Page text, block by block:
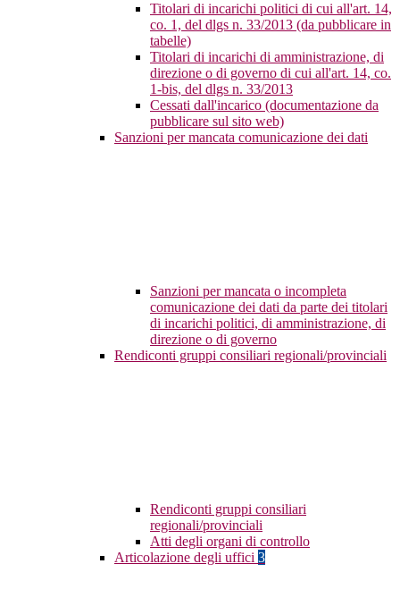
Titolari di incarichi politici di cui all'art. 14,
co. 1, del dlgs n. 33/2013 (da pubblicare in
tabelle)
Titolari di incarichi di amministrazione, di
direzione o di governo di cui all'art. 14, co.
1-bis, del dlgs n. 33/2013
Cessati dall'incarico (documentazione da
pubblicare sul sito web)
Sanzioni per mancata comunicazione dei dati
Sanzioni per mancata o incompleta
comunicazione dei dati da parte dei titolari
di incarichi politici, di amministrazione, di
direzione o di governo
Rendiconti gruppi consiliari regionali/provinciali
Rendiconti gruppi consiliari
regionali/provinciali
Atti degli organi di controllo
Articolazione degli uffici 3